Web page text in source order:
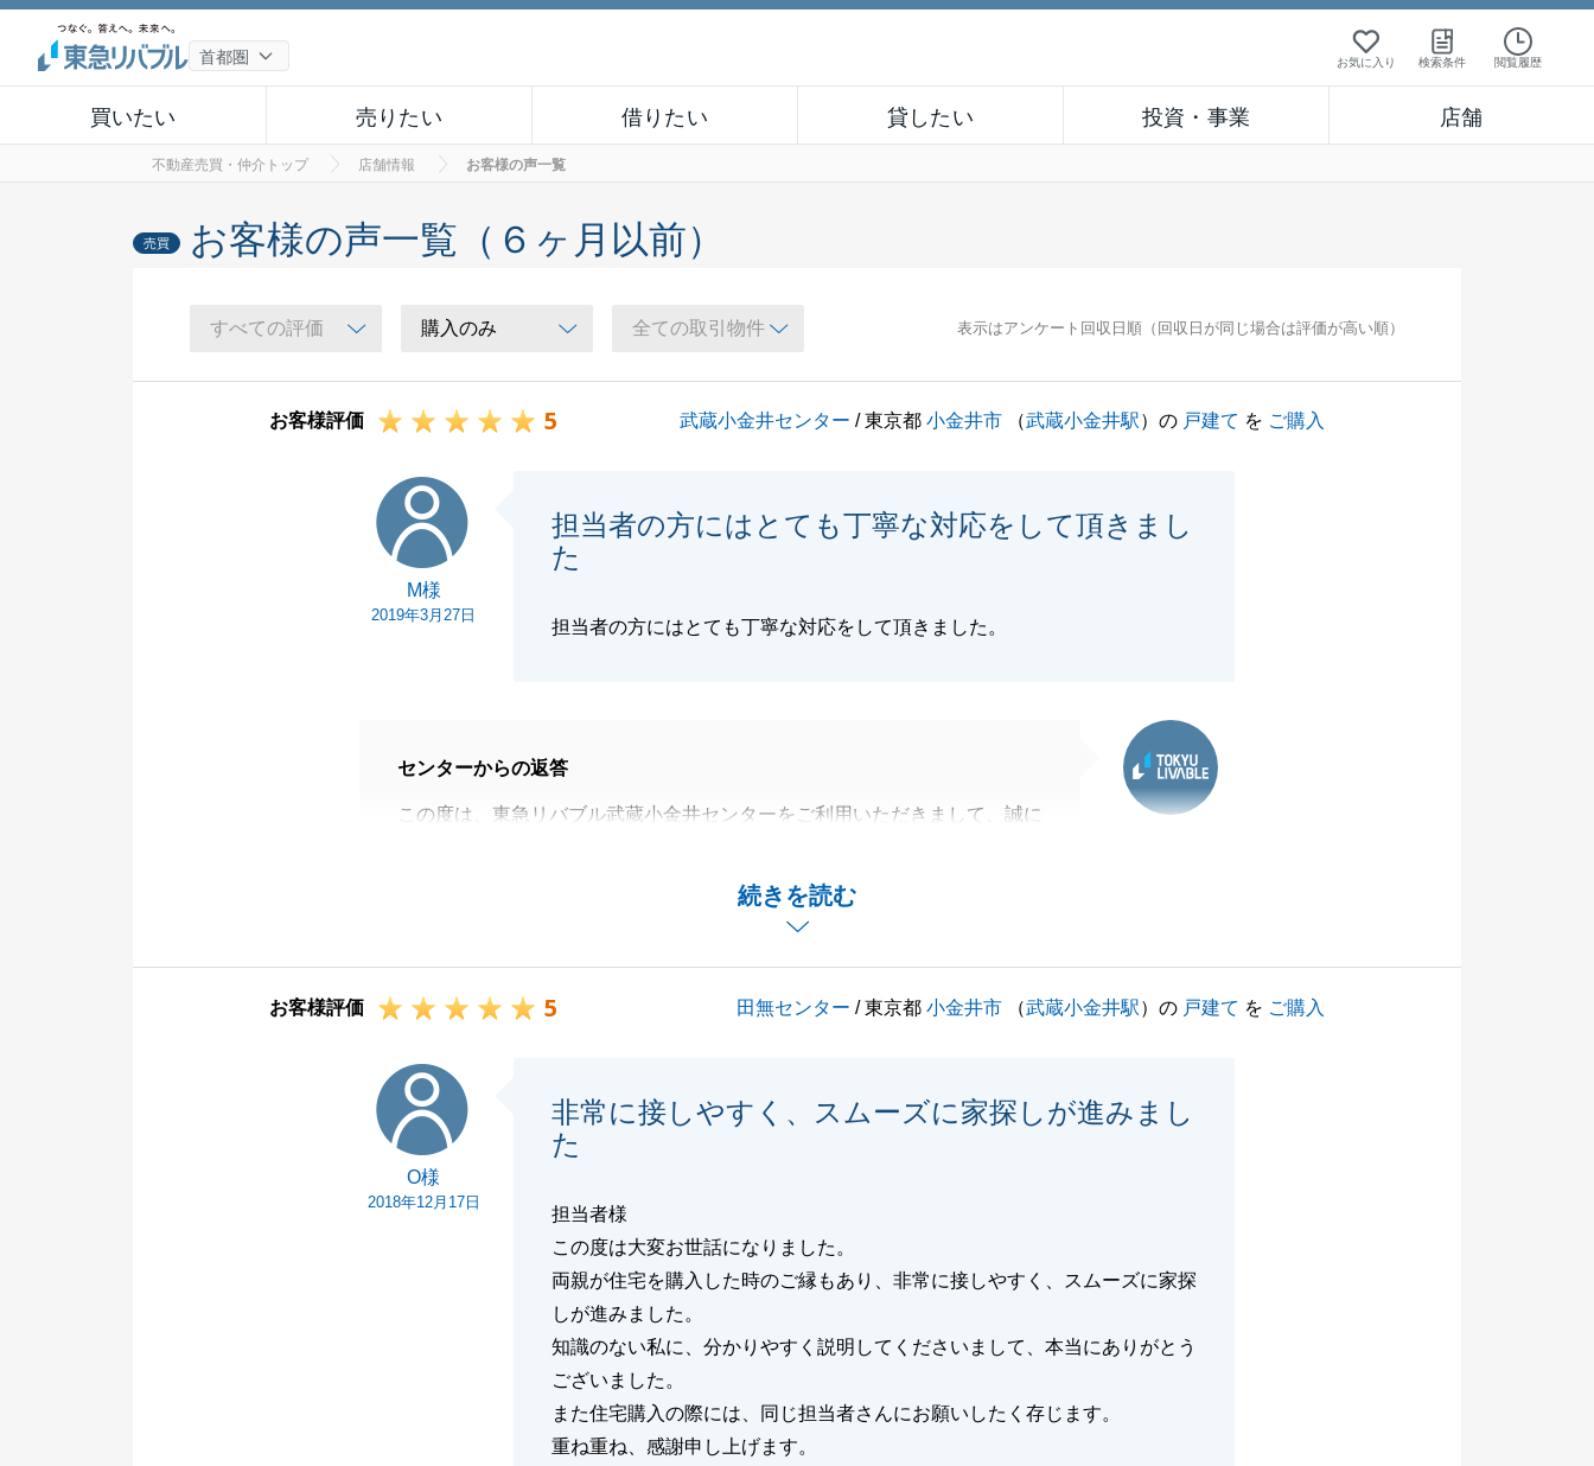
お気に入り 検索条件 閲覧履歴
買いたい 売りたい 借りたい 貸したい 投資・事業 店舗
不動産売買・仲介トップ 店舗情報 お客様の声一覧
売買 お客様の声一覧（６ヶ月以前）
表示はアンケート回収日順（回収日が同じ場合は評価が高い順）
お客様評価 5 武蔵小金井センター / 東京都小金井市 （武蔵小金井駅）の 戸建て を ご購入
M様
2019年3月27日
担当者の方にはとても丁寧な対応をして頂きまし
た
担当者の方にはとても丁寧な対応をして頂きました。
続きを読む
センターからの返答
この度は、東急リバブル武蔵小金井センターをご利用いただきまして、誠に
また、お忙しい中、アンケートにご協力いただきましたこと、重ねてお礼申
Ｍ様にご協力いただき、懸念を払拭することができ、無事ご購入いただけ、
そろそろリフォーム工事も完了し、お引越しのタイミングかと存じます。
私も、引き続き小金井の店舗にて勤務しておりますので、何かお困りのこと
等がもしありましたら、ご連絡をいただければ幸いです。
今後とも、よろしくお願いいたします。
お客様評価 5 田無センター / 東京都小金井市 （武蔵小金井駅）の 戸建て を ご購入
O様
2018年12月17日
非常に接しやすく、スムーズに家探しが進みまし
た
担当者様
この度は大変お世話になりました。
両親が住宅を購入した時のご縁もあり、非常に接しやすく、スムーズに家探
しが進みました。
知識のない私に、分かりやすく説明してくださいまして、本当にありがとう
ございました。
また住宅購入の際には、同じ担当者さんにお願いしたく存じます。
重ね重ね、感謝申し上げます。